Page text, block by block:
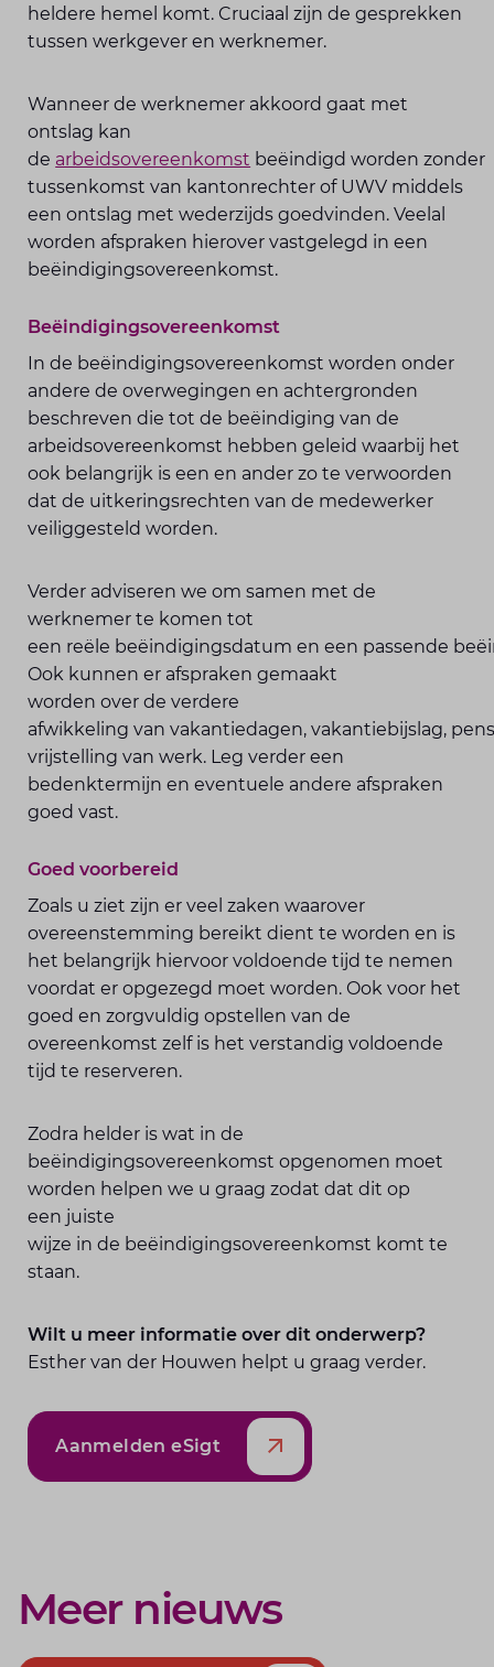
heldere hemel komt. Cruciaal zijn de gesprekken
tussen werkgever en werknemer.
Wanneer de werknemer akkoord gaat met
ontslag kan
de arbeidsovereenkomst beëindigd worden zonder
tussenkomst van kantonrechter of UWV middels
een ontslag met wederzijds goedvinden. Veelal
worden afspraken hierover vastgelegd in een
beëindigingsovereenkomst.
Beëindigingsovereenkomst
In de beëindigingsovereenkomst worden onder
andere de overwegingen en achtergronden
beschreven die tot de beëindiging van de
arbeidsovereenkomst hebben geleid waarbij het
ook belangrijk is een en ander zo te verwoorden
dat de uitkeringsrechten van de medewerker
veiliggesteld worden.
Verder adviseren we om samen met de
werknemer te komen tot
een reële beëindigingsdatum en een passende
Ook kunnen er afspraken gemaakt
worden over de verdere
afwikkeling van vakantiedagen, vakantiebijslag,
vrijstelling van werk. Leg verder een
bedenktermijn en eventuele andere afspraken
goed vast.
Goed voorbereid
Zoals u ziet zijn er veel zaken waarover
overeenstemming bereikt dient te worden en is
het belangrijk hiervoor voldoende tijd te nemen
voordat er opgezegd moet worden. Ook voor het
goed en zorgvuldig opstellen van de
overeenkomst zelf is het verstandig voldoende
tijd te reserveren.
Zodra helder is wat in de
beëindigingsovereenkomst opgenomen moet
worden helpen we u graag zodat dat dit op
een juiste
wijze in de beëindigingsovereenkomst komt te
staan.
Wilt u meer informatie over dit onderwerp?
Esther van der Houwen helpt u graag verder.
Aanmelden eSigt
Meer nieuws